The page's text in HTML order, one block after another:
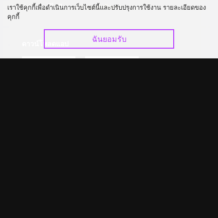
อัปเกรด วีไอพี ร่วมงานกับเรา
เราใช้คุกกี้เพื่อดำเนินการเว็บไซต์นี้และปรับปรุงการใช้งาน รายละเอียดของ
คุกกี้
ฉันยอมรับ